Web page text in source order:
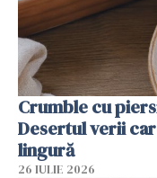
Crumble cu
Desertul verii
lingură
26 IULIE 2026